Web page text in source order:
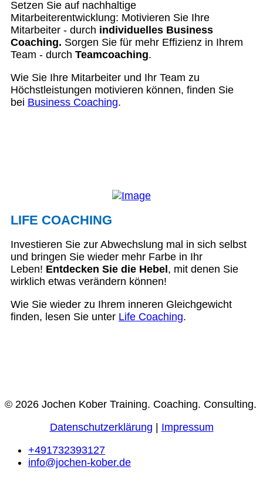
Setzen Sie auf nachhaltige
Mitarbeiterentwicklung: Motivieren Sie Ihre
Mitarbeiter - durch individuelles Business
Coaching. Sorgen Sie für mehr Effizienz in Ihrem
Team - durch Teamcoaching.
Wie Sie Ihre Mitarbeiter und Ihr Team zu
Höchstleistungen motivieren können, finden Sie
bei Business Coaching.
LIFE COACHING
Investieren Sie zur Abwechslung mal in sich selbst
und bringen Sie wieder mehr Farbe in Ihr
Leben! Entdecken Sie die Hebel , mit denen Sie
wirklich etwas verändern können!
Wie Sie wieder zu Ihrem inneren Gleichgewicht
finden, lesen Sie unter Life Coaching.
© 2026 Jochen Kober Training. Coaching. Consulting.
Datenschutzerklärung
Impressum
+491732393127
info@jochen-kober.de